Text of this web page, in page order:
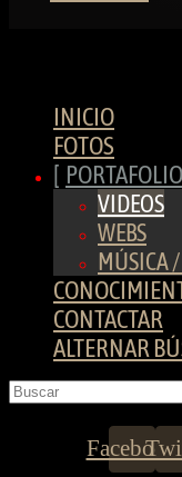
INICIO
FOTOS
PORTAFOLIO
VIDEOS
WEBS
MÚSICA /
CONTACTAR
ALTERNAR
Facebook